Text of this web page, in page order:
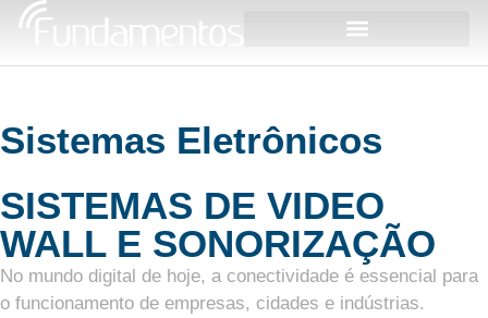
Sistemas Eletrônicos
SISTEMAS DE VIDEO
WALL E SONORIZAÇÃO
No mundo digital de hoje, a conectividade é essencial para
o funcionamento de empresas, cidades e indústrias.